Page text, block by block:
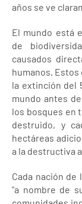
años se ve
El mundo está
de
causados
humanos. Estos
la extinción del
mundo antes
los bosques en
destruido, y
hectáreas
a la destructiva
Cada nación
"a nombre de